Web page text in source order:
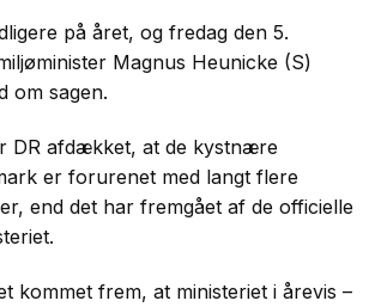
på året, og fredag den 5.
Magnus Heunicke (S)
om sagen.
DR afdækket, at de kystnære
er forurenet med langt flere
end det har fremgået af de officielle
kommet frem, at ministeriet i årevis –